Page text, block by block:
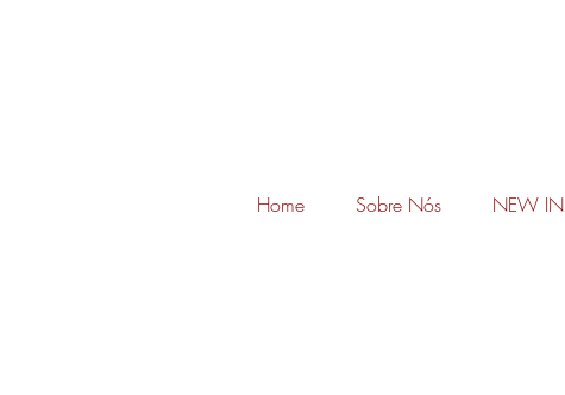
Home Sobre Nós NEW IN